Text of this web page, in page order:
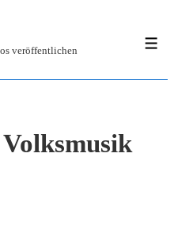
veröffentlichen
Volksmusik